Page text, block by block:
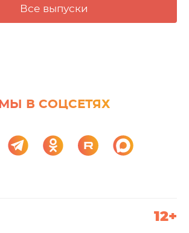
Все выпуски
МЫ В СОЦСЕТЯХ
12+